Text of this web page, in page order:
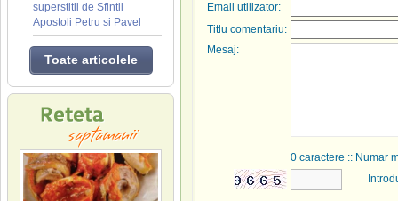
superstitii de Sfintii
Apostoli Petru si Pavel
Toate articolele
Email utilizator:
Titlu comentariu:
Mesaj:
0 caractere :: Numar